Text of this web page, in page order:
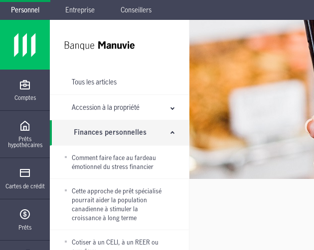
Passer à la navigation principale
Passer au contenu principal
Passer au pied de page
Personnel Entreprise Conseillers
Comptes
Prêts
hypothécaires
Cartes de crédit
Prêts
Tous les articles
Accession à la propriété
Finances personnelles
Comment faire face au fardeau
émotionnel du stress financier
Cette approche de prêt spécialisé
pourrait aider la population
canadienne à stimuler la
croissance à long terme
Cotiser à un CELI, à un REER ou